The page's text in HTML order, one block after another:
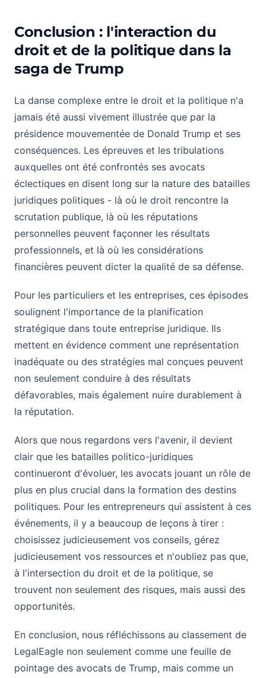
Conclusion : l'interaction du
droit et de la politique dans la
saga de Trump
La danse complexe entre le droit et la politique n'a
jamais été aussi vivement illustrée que par la
présidence mouvementée de Donald Trump et ses
conséquences. Les épreuves et les tribulations
auxquelles ont été confrontés ses avocats
éclectiques en disent long sur la nature des batailles
juridiques politiques - là où le droit rencontre la
scrutation publique, là où les réputations
personnelles peuvent façonner les résultats
professionnels, et là où les considérations
financières peuvent dicter la qualité de sa défense.
Pour les particuliers et les entreprises, ces épisodes
soulignent l'importance de la planification
stratégique dans toute entreprise juridique. Ils
mettent en évidence comment une représentation
inadéquate ou des stratégies mal conçues peuvent
non seulement conduire à des résultats
défavorables, mais également nuire durablement à
la réputation.
Alors que nous regardons vers l'avenir, il devient
clair que les batailles politico-juridiques
continueront d'évoluer, les avocats jouant un rôle de
plus en plus crucial dans la formation des destins
politiques. Pour les entrepreneurs qui assistent à ces
événements, il y a beaucoup de leçons à tirer :
choisissez judicieusement vos conseils, gérez
judicieusement vos ressources et n'oubliez pas que,
à l'intersection du droit et de la politique, se
trouvent non seulement des risques, mais aussi des
opportunités.
En conclusion, nous réfléchissons au classement de
LegalEagle non seulement comme une feuille de
pointage des avocats de Trump, mais comme un